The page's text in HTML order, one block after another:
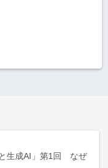
生成AI」第1回 なぜ